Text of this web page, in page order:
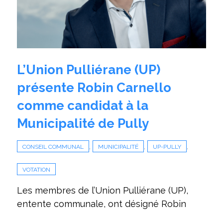
L’Union Pulliérane (UP)
présente Robin Carnello
comme candidat à la
Municipalité de Pully
CONSEIL COMMUNAL , MUNICIPALITÉ , UP-PULLY ,
VOTATION
Les membres de l’Union Pulliérane (UP),
entente communale, ont désigné Robin